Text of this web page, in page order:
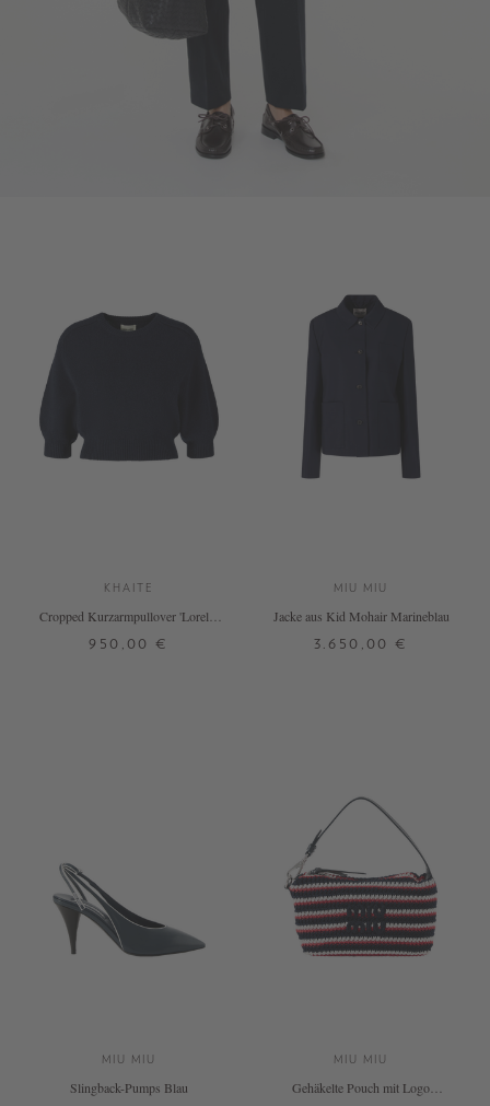
KHAITE
Cropped Kurzarmpullover 'Lorelai'
950,00 €
MIU MIU
Jacke aus Kid Mohair Marineblau
3.650,00 €
MIU MIU
Slingback-Pumps Blau
MIU MIU
Gehäkelte Pouch mit Logo